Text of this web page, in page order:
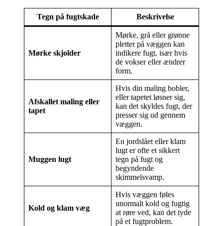
Tegn på fugtskade Beskrivelse
Mørke skjolder
Mørke, grå eller grønne
pletter på væggen kan
indikere fugt, især hvis
de vokser eller ændrer
form.
Afskallet maling eller
tapet
Hvis din maling bobler,
eller tapetet løsner sig,
kan det skyldes fugt, der
presser sig ud gennem
væggen.
Muggen lugt
En jordslået eller klam
lugt er ofte et sikkert
tegn på fugt og
begyndende
skimmelsvamp.
Kold og klam væg
Hvis væggen føles
unormalt kold og fugtig
at røre ved, kan det tyde
på et fugtproblem.